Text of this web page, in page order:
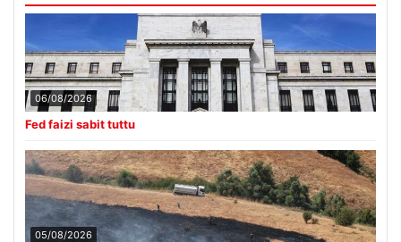
06/08/2026
Fed faizi sabit tuttu
05/08/2026